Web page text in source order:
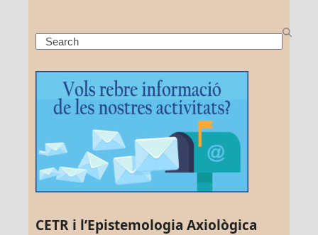
Search
CETR i l’Epistemologia Axiològica